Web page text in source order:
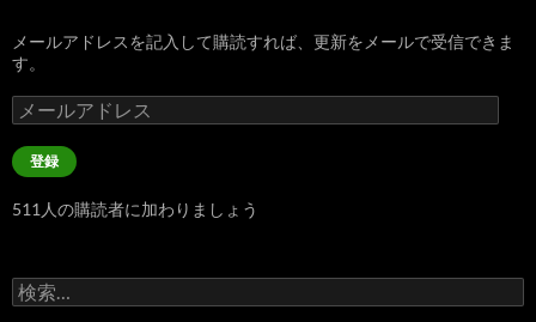
メールアドレスを記入して購読すれば、更新をメールで受信できま
す。
メ
ー
ル
ア
レ
登録
511人の購読者に加わりましょう
検
索: